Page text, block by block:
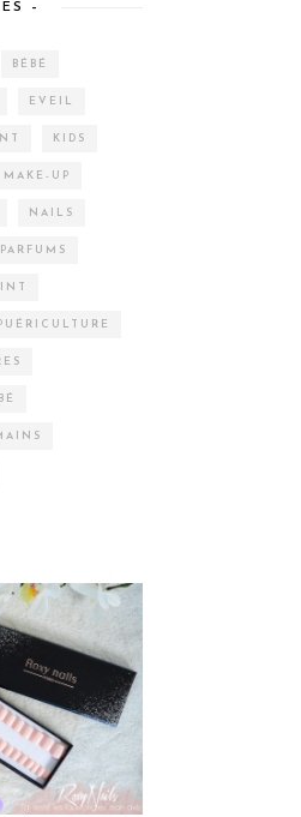
–
BÉBÉ
EVEIL
KIDS
MAKE-UP
NAILS
PARFUMS
PUÉRICULTURE